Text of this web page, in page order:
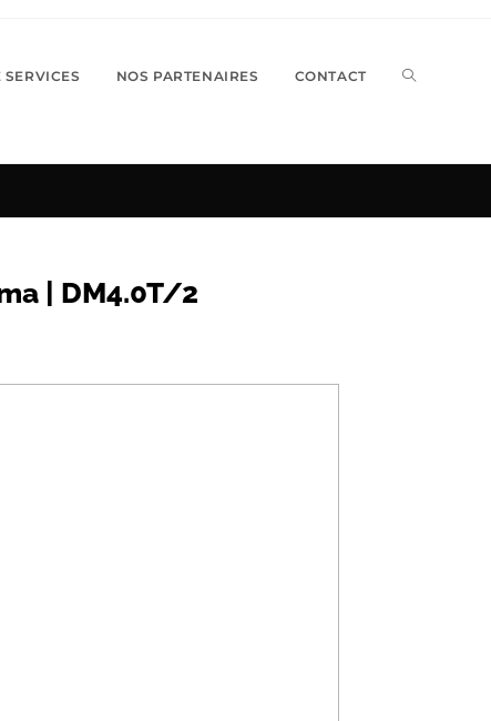
SERVICES NOS PARTENAIRES CONTACT TOGGLE
WEBSITE
| DM4.0T/2